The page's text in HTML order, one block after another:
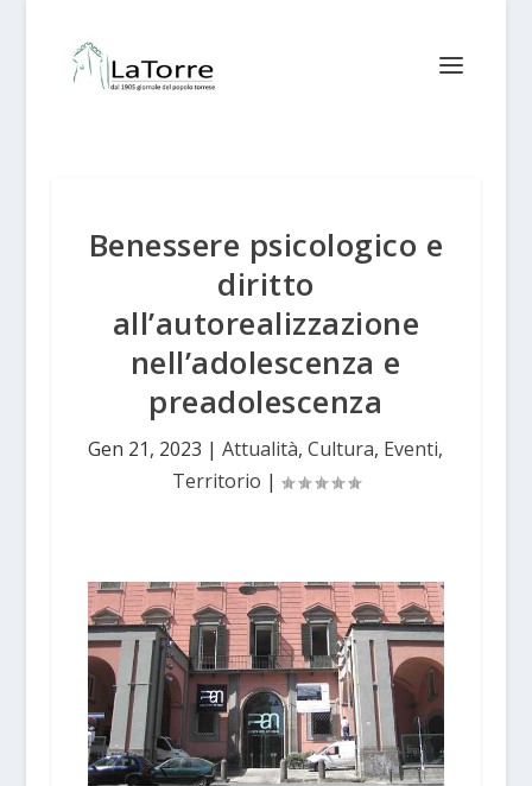
Benessere psicologico e
diritto
all’autorealizzazione
nell’adolescenza e
preadolescenza
Gen 21, 2023 |Attualità,Cultura, Eventi,
Territorio |